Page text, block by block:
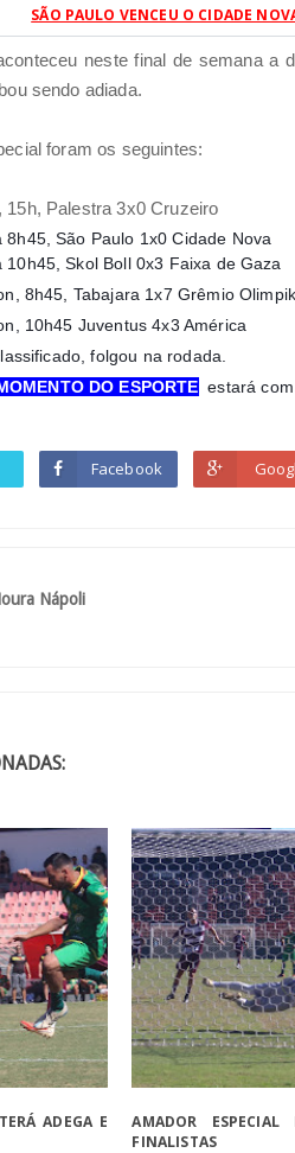
SÃO PAULO VENCEU O CIDADE
neste final de semana a
sendo adiada.
foram os seguintes:
15h, Palestra 3x0 Cruzeiro
8h45, São Paulo 1x0 Cidade Nova
10h45, Skol Boll 0x3 Faixa de Gaza
8h45, Tabajara 1x7 Grêmio
10h45 Juventus 4x3 América
folgou na rodada.
DO ESPORTE estará
Facebook
Nápoli
ADEGA E
AMADOR
FINALISTAS